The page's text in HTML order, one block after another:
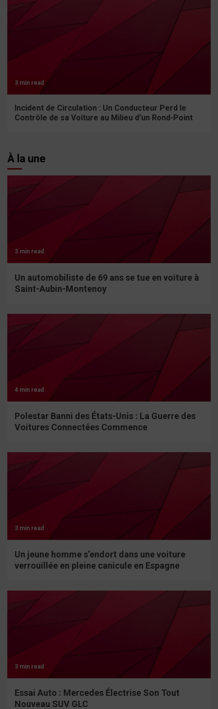
3 min read
Incident de Circulation : Un Conducteur Perd le
Contrôle de sa Voiture au Milieu d’un Rond-Point
À la une
3 min read
Un automobiliste de 69 ans se tue en voiture à
Saint-Aubin-Montenoy
4 min read
Polestar Banni des États-Unis : La Guerre des
Voitures Connectées Commence
3 min read
Un jeune homme s’endort dans une voiture
verrouillée en pleine canicule en Espagne
3 min read
Essai Auto : Mercedes Électrise Son Tout
Nouveau SUV GLC